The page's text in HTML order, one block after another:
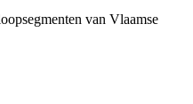
van Vlaamse